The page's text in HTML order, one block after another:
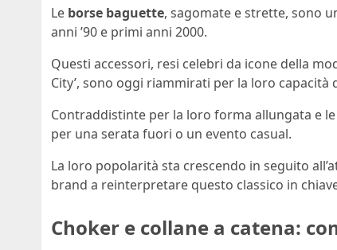
Le borse baguette, sagomate e strette, sono
anni ’90 e primi anni 2000.
Questi accessori, resi celebri da icone della
City’, sono oggi riammirati per la loro
Contraddistinte per la loro forma allungata e
per una serata fuori o un evento casual.
La loro popolarità sta crescendo in seguito
brand a reinterpretare questo classico in
Choker e collane a catena: